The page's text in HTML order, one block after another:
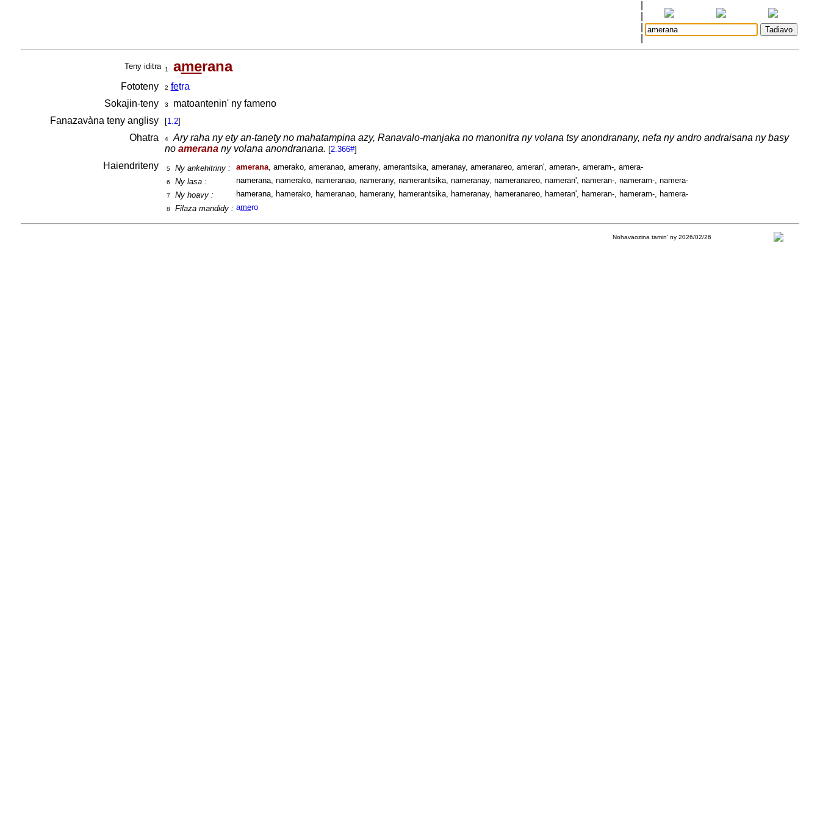
Teny iditra 1 amerana
Fototeny 2 fetra
Sokajin-teny
3
matoantenin' ny fameno
Fanazavàna teny anglisy
[1.2]
Ohatra 4
Ary raha ny ety an-tanety no mahatampina azy, Ranavalo-manjaka no manonitra ny volana tsy anondranany, nefa ny andro andraisana ny basy
no ameranany volana anondranana. [2.366#]
Haiendriteny 5 Ny ankehitriny : amerana, amerako, ameranao, amerany, amerantsika, ameranay, ameranareo, ameran', ameran-, ameram-, amera-
6 Ny lasa : namerana, namerako, nameranao, namerany, namerantsika, nameranay, nameranareo, nameran', nameran-, nameram-, namera-
7 Ny hoavy : hamerana, hamerako, hameranao, hamerany, hamerantsika, hameranay, hameranareo, hameran', hameran-, hameram-, hamera-
8 Filaza mandidy : amero
Nohavaozina tamin' ny 2026/02/26